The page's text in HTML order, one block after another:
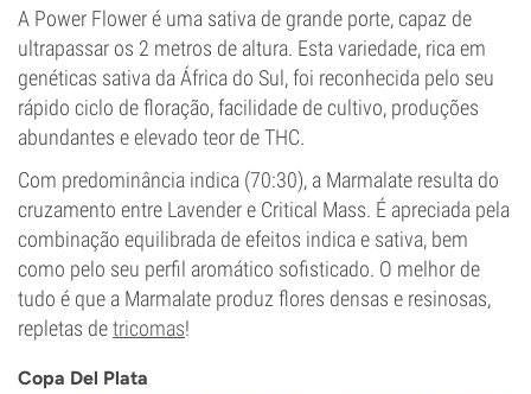
A Power Flower é uma sativa de grande porte, capaz de
ultrapassar os 2 metros de altura. Esta variedade, rica em
genéticas sativa da África do Sul, foi reconhecida pelo seu
rápido ciclo de floração, facilidade de cultivo, produções
abundantes e elevado teor de THC.
Com predominância indica (70:30), a Marmalate resulta do
cruzamento entre Lavender e Critical Mass. É apreciada pela
combinação equilibrada de efeitos indica e sativa, bem
como pelo seu perfil aromático sofisticado. O melhor de
tudo é que a Marmalate produz flores densas e resinosas,
repletas detricomas!
Copa Del Plata